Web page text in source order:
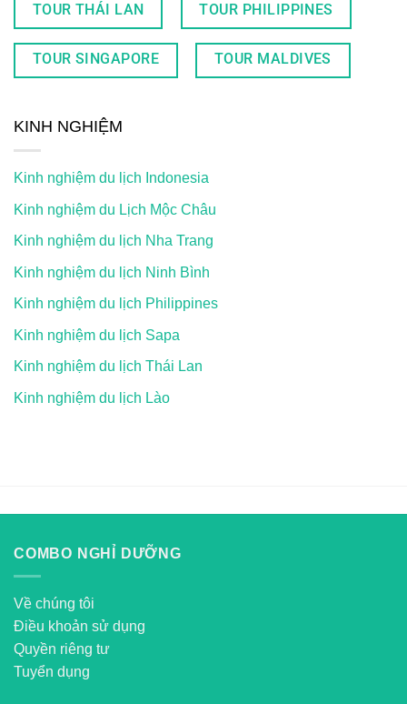
TOUR THÁI LAN TOUR PHILIPPINES
TOUR SINGAPORE TOUR MALDIVES
KINH NGHIỆM
Kinh nghiệm du lịch Indonesia
Kinh nghiệm du Lịch Mộc Châu
Kinh nghiệm du lịch Nha Trang
Kinh nghiệm du lịch Ninh Bình
Kinh nghiệm du lịch Philippines
Kinh nghiệm du lịch Sapa
Kinh nghiệm du lịch Thái Lan
Kinh nghiệm du lịch Lào
COMBO NGHỈ DƯỠNG
Về chúng tôi
Điều khoản sử dụng
Quyền riêng tư
Tuyển dụng